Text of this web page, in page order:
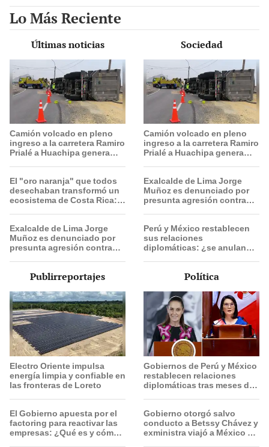
Lo Más Reciente
Últimas noticias
Camión volcado en pleno
ingreso a la carretera Ramiro
Prialé a Huachipa genera
El "oro naranja" que todos
desechaban transformó un
ecosistema de Costa Rica:
científicos
Exalcalde de Lima Jorge
Muñoz es denunciado por
presunta agresión contra
Sociedad
Camión volcado en pleno
ingreso a la carretera Ramiro
Prialé a Huachipa genera
Exalcalde de Lima Jorge
Muñoz es denunciado por
presunta agresión contra
Perú y México restablecen
sus relaciones
diplomáticas: ¿se anulan
Publirreportajes
Electro Oriente impulsa
energía limpia y confiable en
las fronteras de Loreto
El Gobierno apuesta por el
factoring para reactivar las
empresas: ¿Qué es y cómo
Política
Gobiernos de Perú y México
restablecen relaciones
diplomáticas tras meses de
Gobierno otorgó salvo
conducto a Betssy Chávez y
exministra viajó a México en